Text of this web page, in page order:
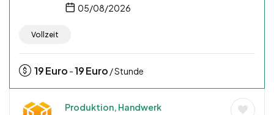
05/08/2026
Vollzeit
19Euro -19Euro / Stunde
Produktion, Handwerk